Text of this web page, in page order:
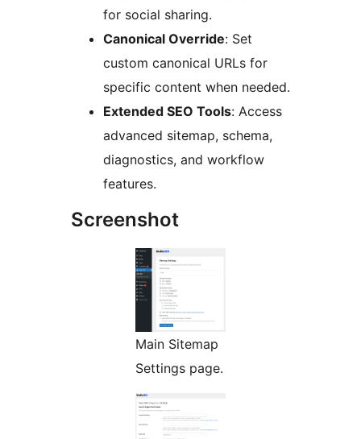
for social sharing.
Canonical Override: Set
custom canonical URLs for
specific content when needed.
Extended SEO Tools: Access
advanced sitemap, schema,
diagnostics, and workflow
features.
Screenshot
Main Sitemap
Settings page.